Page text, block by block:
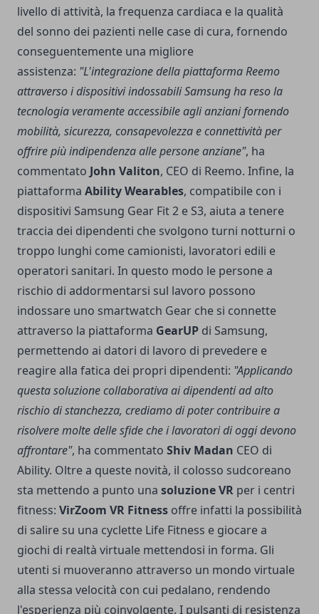
livello di attività, la frequenza cardiaca e la qualità
del sonno dei pazienti nelle case di cura, fornendo
conseguentemente una migliore
assistenza: "L'integrazione della piattaforma Reemo
attraverso i dispositivi indossabili Samsung ha reso la
tecnologia veramente accessibile agli anziani fornendo
mobilità, sicurezza, consapevolezza e connettività per
offrire più indipendenza alle persone anziane", ha
commentato John Valiton, CEO di Reemo. Infine, la
piattaforma Ability Wearables, compatibile con i
dispositivi Samsung Gear Fit 2 e S3, aiuta a tenere
traccia dei dipendenti che svolgono turni notturni o
troppo lunghi come camionisti, lavoratori edili e
operatori sanitari. In questo modo le persone a
rischio di addormentarsi sul lavoro possono
indossare uno smartwatch Gear che si connette
attraverso la piattaforma GearUP di Samsung,
permettendo ai datori di lavoro di prevedere e
reagire alla fatica dei propri dipendenti: "Applicando
questa soluzione collaborativa ai dipendenti ad alto
rischio di stanchezza, crediamo di poter contribuire a
risolvere molte delle sfide che i lavoratori di oggi devono
affrontare", ha commentato Shiv Madan CEO di
Ability. Oltre a queste novità, il colosso sudcoreano
sta mettendo a punto una soluzione VR per i centri
fitness: VirZoom VR Fitness offre infatti la possibilità
di salire su una cyclette Life Fitness e giocare a
giochi di realtà virtuale mettendosi in forma. Gli
utenti si muoveranno attraverso un mondo virtuale
alla stessa velocità con cui pedalano, rendendo
l'esperienza più coinvolgente. I pulsanti di resistenza